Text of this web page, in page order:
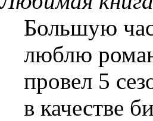
Большую
люблю
провел 5
в качестве